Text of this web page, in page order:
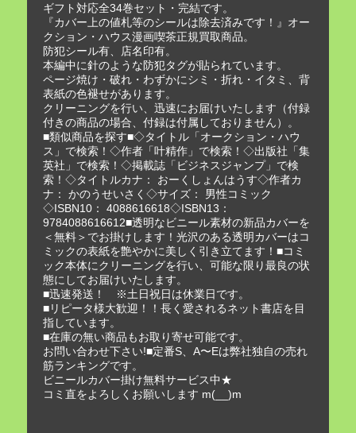
ギフト対応全34巻セット・完結です。
『カバー上の値札等のシールは除去済みです！』オー
クション・ハウス漫画喫茶正規買取商品。
防犯シール有、店名印有。
本編中に針のような防犯タグが貼られています。
ページ焼け・破れ・わずかにシミ・折れ・イタミ、背
表紙の色褪せがあります。
クリーニングを行い、迅速にお届けいたします（付録
付きの商品の場合、付録は付属しておりません）。
■類似商品を探す■◇タイトル「オークション・ハウ
ス」で検索！◇作者「叶精作」で検索！◇出版社「集
英社」で検索！◇掲載誌「ビジネスジャンプ」で検
索！◇タイトルカナ： おーくしょんはうす◇作者カ
ナ： かのうせいさく◇サイズ： 男性コミック
◇ISBN10： 4088616618◇ISBN13：
9784088616612■透明なビニール素材の新品カバーを
＜無料＞でお掛けします！光沢のある透明カバーはコ
ミックの表紙を艶やかに美しく引き立てます！■コミ
ック本体にクリーニングを行い、可能な限り最良の状
態にしてお届けいたします。
■迅速発送！ ※土日祝日は休業日です。
■リピータ様大歓迎！！長く愛されるネット書店を目
指しています。
■在庫の無い商品もお取り寄せ可能です。
お問い合わせ下さい!■定番S、A〜Eは弊社独自の売れ
筋ランキングです。
ビニールカバー掛け無料サービス中★
コミ直をよろしくお願いします m(__)m